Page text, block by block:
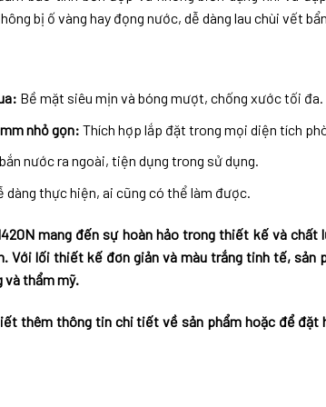
bị ố vàng hay đọng nước, dễ dàng lau chùi vết
Bề mặt siêu mịn và bóng mượt, chống xước tối đa.
nhỏ gọn: Thích hợp lắp đặt trong mọi diện tích
nước ra ngoài, tiện dụng trong sử dụng.
dàng thực hiện, ai cũng có thể làm được.
mang đến sự hoàn hảo trong thiết kế và
Với lối thiết kế đơn giản và màu trắng tinh tế, sản
và thẩm mỹ.
thêm thông tin chi tiết về sản phẩm hoặc để đặt